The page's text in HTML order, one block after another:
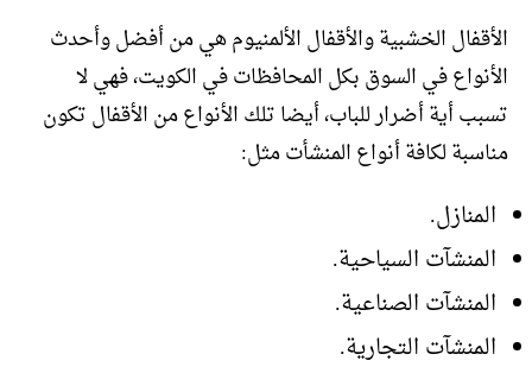
الأقفال الخشبية والأقفال الألمنيوم هي من أفضل وأحدث
الأنواع في السوق بكل المحافظات في الكويت، فهي لا
تسبب أية أضرار للباب، أيضا تلك الأنواع من الأقفال تكون
مناسبة لكافة أنواع المنشأت مثل:
المنازل.
المنشآت السياحية.
المنشآت الصناعية.
المنشآت التجارية.